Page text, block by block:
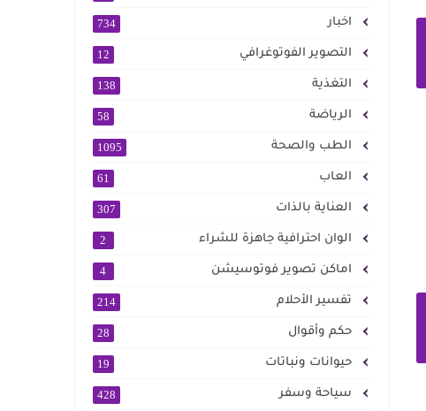
اخبار 734
التصوير الفوتوغرافي 12
التغذية 138
الرياضة 58
الطب والصحة 1095
العاب 61
العناية بالذات 307
الوان احترافية جاهزة للشراء 2
اماكن تصوير فوتوسيشن 4
تفسير الأحلام 214
حكم وأقوال 28
حيوانات ونباتات 19
سياحة وسفر 428